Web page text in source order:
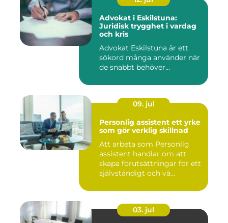
Advokat i Eskilstuna:
Juridisk trygghet i vardag
och kris
Advokat Eskilstuna är ett
sökord många använder när
de snabbt behöver...
09. jul
Personlig assistent ett yrke
som gör verklig skillnad
Att arbeta som Personlig
assistent handlar om att
skapa förutsättningar för ett
självständigt och vä...
03. jul